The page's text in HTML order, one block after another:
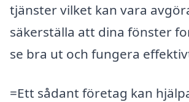
tjänster vilket kan vara
säkerställa att dina fönster
se bra ut och fungera
=Ett sådant företag kan